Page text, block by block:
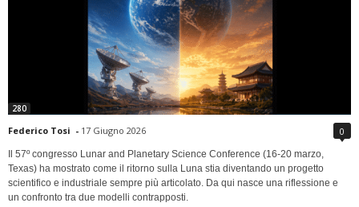
280
Federico Tosi - 17 Giugno 2026 0
Il 57º congresso Lunar and Planetary Science Conference (16-20 marzo,
Texas) ha mostrato come il ritorno sulla Luna stia diventando un progetto
scientifico e industriale sempre più articolato. Da qui nasce una riflessione e
un confronto tra due modelli contrapposti.